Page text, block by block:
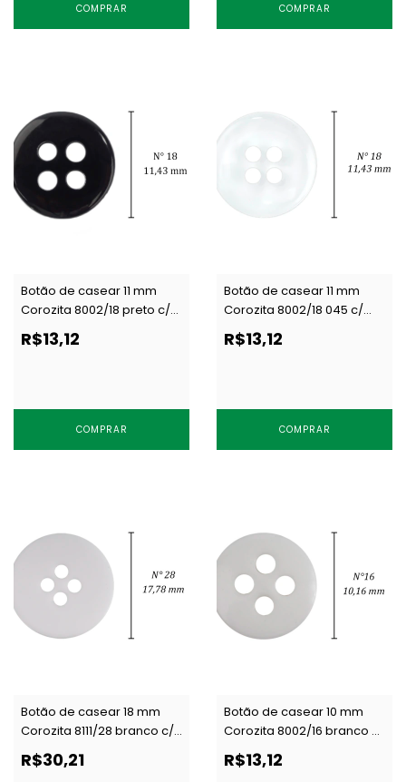
COMPRAR COMPRAR
Botão de casear 11 mm
Corozita 8002/18 preto c/
144 un
R$13,12
COMPRAR
Botão de casear 11 mm
Corozita 8002/18 045 c/
144 un
R$13,12
COMPRAR
Botão de casear 18 mm
Corozita 8111/28 branco c/
144 un
R$30,21
Botão de casear 10 mm
Corozita 8002/16 branco c/
144 un
R$13,12